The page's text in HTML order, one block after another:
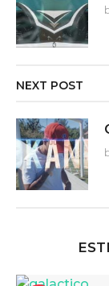
NEXT POST